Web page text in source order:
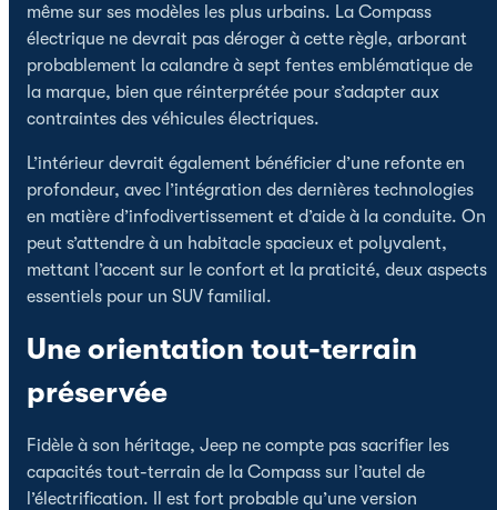
même sur ses modèles les plus urbains. La Compass
électrique ne devrait pas déroger à cette règle, arborant
probablement la calandre à sept fentes emblématique de
la marque, bien que réinterprétée pour s’adapter aux
contraintes des véhicules électriques.
L’intérieur devrait également bénéficier d’une refonte en
profondeur, avec l’intégration des dernières technologies
en matière d’infodivertissement et d’aide à la conduite. On
peut s’attendre à un habitacle spacieux et polyvalent,
mettant l’accent sur le confort et la praticité, deux aspects
essentiels pour un SUV familial.
Une orientation tout-terrain
préservée
Fidèle à son héritage, Jeep ne compte pas sacrifier les
capacités tout-terrain de la Compass sur l’autel de
l’électrification. Il est fort probable qu’une version